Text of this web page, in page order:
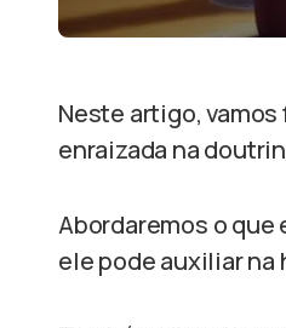
Neste artigo,
enraizada na
Abordaremos o
ele pode auxiliar